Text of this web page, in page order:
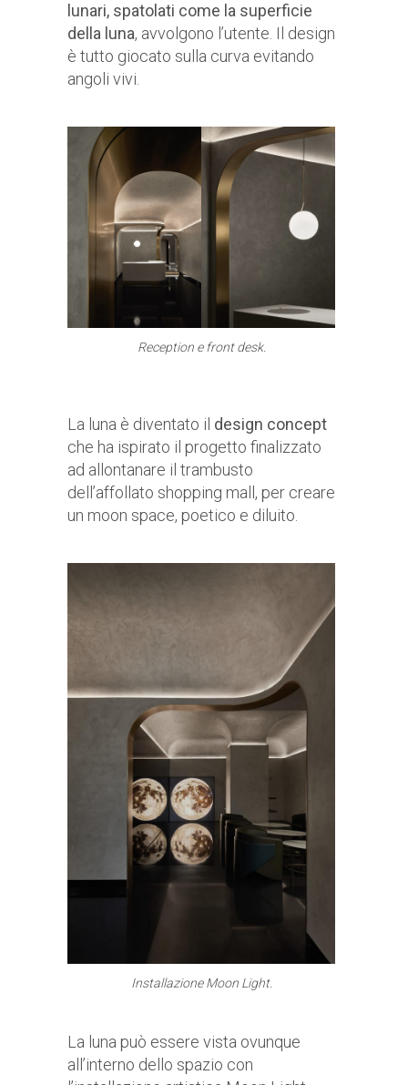
lunari, spatolati come la superficie
della luna, avvolgono l’utente. Il design
è tutto giocato sulla curva evitando
angoli vivi.
Reception e front desk.
La luna è diventato il design concept
che ha ispirato il progetto finalizzato
ad allontanare il trambusto
dell’affollato shopping mall, per creare
un moon space, poetico e diluito.
Installazione Moon Light.
La luna può essere vista ovunque
all’interno dello spazio con